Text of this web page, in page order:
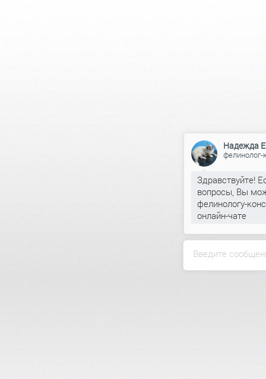
Введите
Надежда
фелинолог-
Здравствуйте!
вопросы, Вы
фелинологу-
онлайн-чате